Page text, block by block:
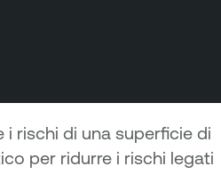
i rischi di una superficie di
per ridurre i rischi legati